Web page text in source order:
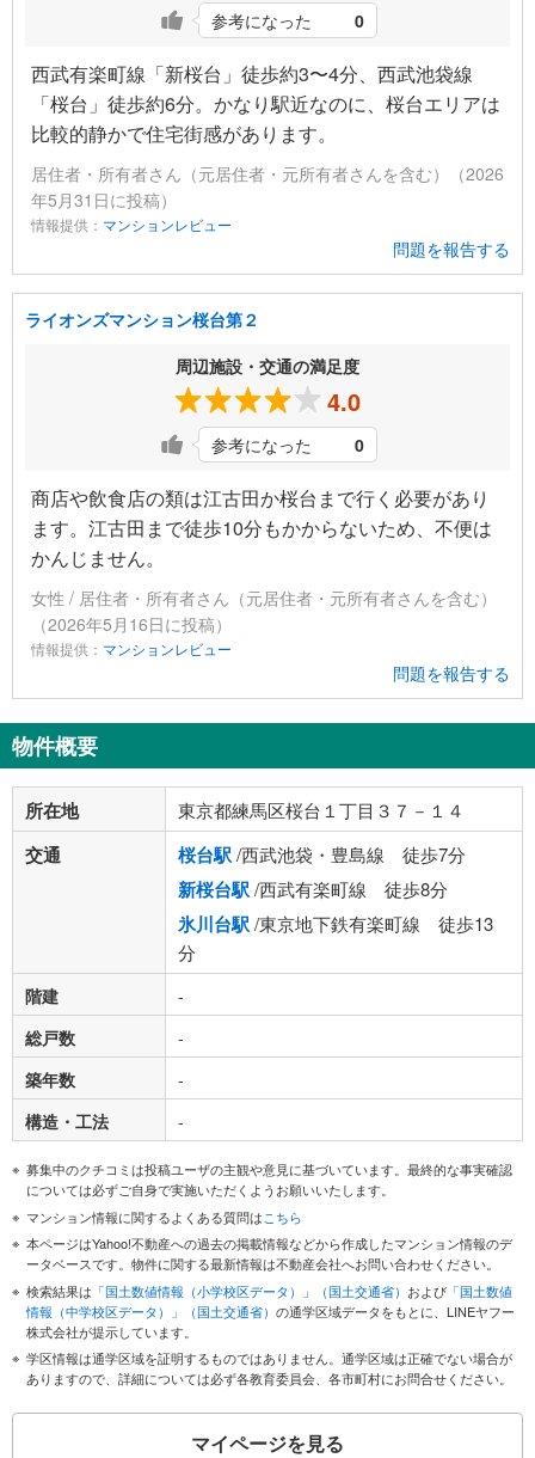
参考になった 0
西武有楽町線「新桜台」徒歩約3〜4分、西武池袋線
「桜台」徒歩約6分。かなり駅近なのに、桜台エリアは
比較的静かで住宅街感があります。
居住者・所有者さん（元居住者・元所有者さんを含む）（2026
年5月31日に投稿）
情報提供： マンションレビュー
問題を報告する
ライオンズマンション桜台第２
周辺施設・交通の満足度
4.0
参考になった 0
商店や飲食店の類は江古田か桜台まで行く必要があり
ます。江古田まで徒歩10分もかからないため、不便は
かんじません。
女性 / 居住者・所有者さん（元居住者・元所有者さんを含む）
（2026年5月16日に投稿）
情報提供： マンションレビュー
問題を報告する
物件概要
所在地 東京都練馬区桜台１丁目３７－１４
交通 桜台駅/西武池袋・豊島線 徒歩7分
新桜台駅/西武有楽町線 徒歩8分
氷川台駅/東京地下鉄有楽町線 徒歩13
分
階建
-
総戸数
-
築年数
-
構造・工法
-
募集中のクチコミは投稿ユーザの主観や意見に基づいています。最終的な事実確認
については必ずご自身で実施いただくようお願いいたします。
マンション情報に関するよくある質問はこちら
本ページはYahoo!不動産への過去の掲載情報などから作成したマンション情報のデ
ータベースです。物件に関する最新情報は不動産会社へお問い合わせください。
検索結果は 「国土数値情報（小学校区データ）」（国土交通省） および 「国土数値
情報（中学校区データ）」（国土交通省） の通学区域データをもとに、LINEヤフー
株式会社が提示しています。
学区情報は通学区域を証明するものではありません。通学区域は正確でない場合が
ありますので、詳細については必ず各教育委員会、各市町村にお問合せください。
マイページを見る